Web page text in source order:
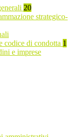
20
strategico-
codice di condotta 1
e imprese